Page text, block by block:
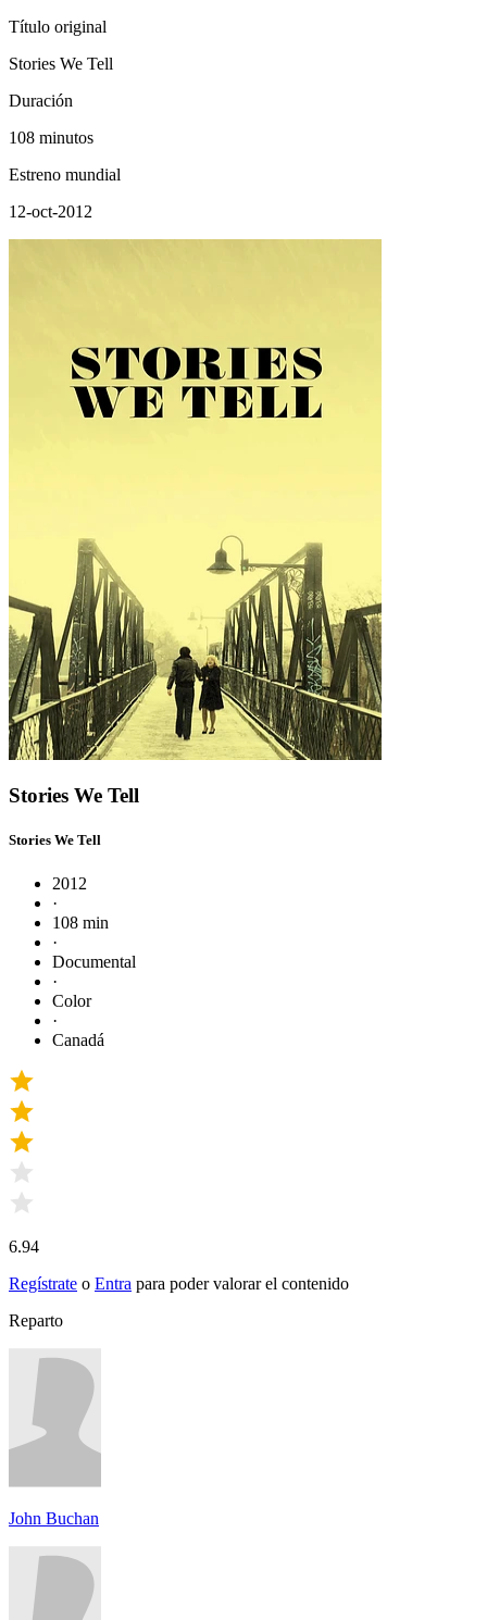
Título original
Stories We Tell
Duración
108 minutos
Estreno mundial
12-oct-2012
Stories We Tell
Stories We Tell
2012
·
108 min
·
Documental
·
Color
·
Canadá
6.94
Regístrate o Entra para poder valorar el contenido
Reparto
John Buchan